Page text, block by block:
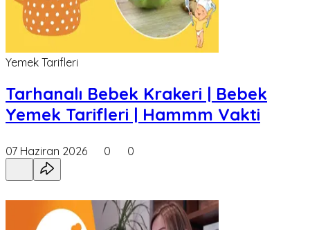
Yemek Tarifleri
Tarhanalı Bebek Krakeri | Bebek
Yemek Tarifleri | Hammm Vakti
07 Haziran 2026 0 0